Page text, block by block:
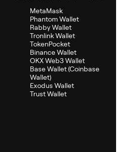
MetaMask
Phantom Wallet
Rabby Wallet
Tronlink Wallet
TokenPocket
Binance Wallet
OKX Web3 Wallet
Base Wallet (Coinbase
Wallet)
Exodus Wallet
Trust Wallet